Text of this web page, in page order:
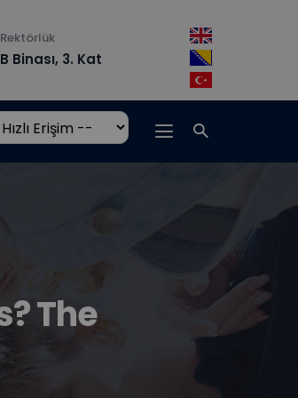
Pzt-Cm: 08:30 –
17:00
Adres
Hrasnička
15, 71210
The